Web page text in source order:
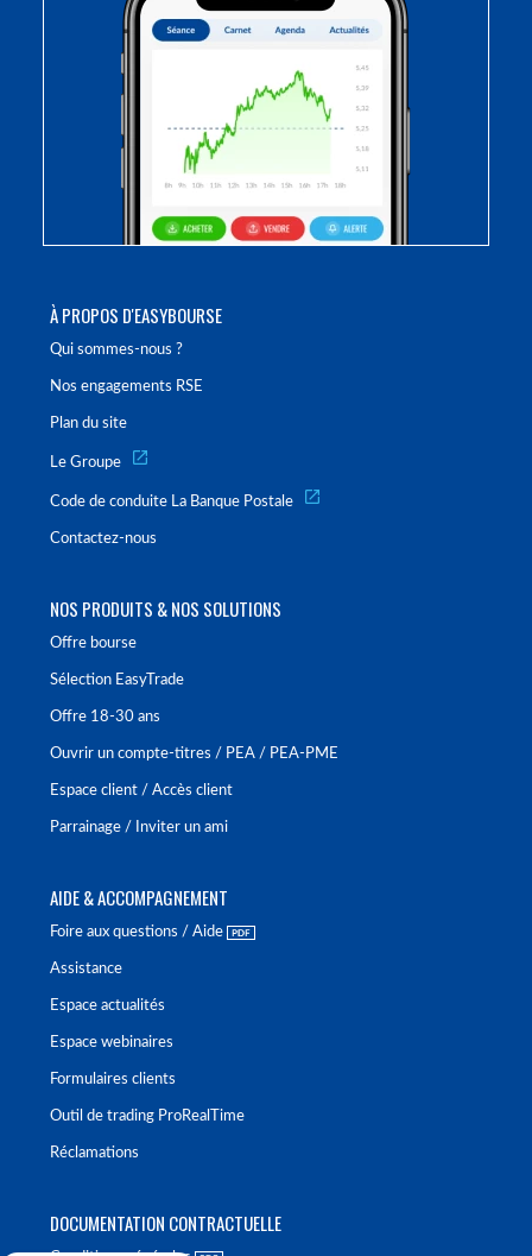
À PROPOS D'EASYBOURSE
Qui sommes-nous ?
Nos engagements RSE
Plan du site
Le Groupe
Code de conduite La Banque Postale
Contactez-nous
NOS PRODUITS & NOS SOLUTIONS
Offre bourse
Sélection EasyTrade
Offre 18-30 ans
Ouvrir un compte-titres / PEA / PEA-PME
Espace client / Accès client
Parrainage / Inviter un ami
AIDE & ACCOMPAGNEMENT
Foire aux questions / Aide
Assistance
Espace actualités
Espace webinaires
Formulaires clients
Outil de trading ProRealTime
Réclamations
DOCUMENTATION CONTRACTUELLE